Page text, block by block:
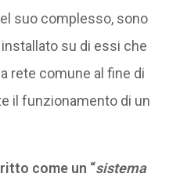
suo complesso, sono
su di essi che
rete comune al fine di
il funzionamento di un
come un “sistema